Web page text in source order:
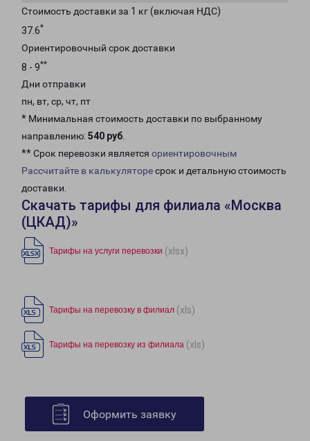
Стоимость доставки за 1 кг (включая НДС)
37.6*
Ориентировочный срок доставки
8 - 9**
Дни отправки
пн, вт, ср, чт, пт
* Минимальная стоимость доставки по выбранному
направлению: 540 руб.
** Срок перевозки является ориентировочным
Рассчитайте в калькуляторесрок и детальную стоимость
доставки.
Скачать тарифы для филиала «Москва
(ЦКАД)»
Тарифы на услуги перевозки (xlsx)
Тарифы на перевозку в филиал (xls)
Тарифы на перевозку из филиала (xls)
Оформить заявку